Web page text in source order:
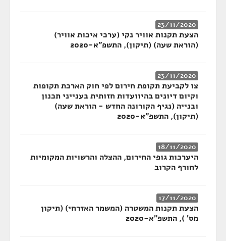
23/11/2020
הצעת תקנות אוויר נקי (ערכי איכות אוויר)
(הוראת שעה) (תיקון), התשפ"א-2020
23/11/2020
צו לקביעת תקופת חירום לפי חוק הארכת תקופות
וקיום דיונים בהיוועדות חזותית בענייני תכנון
ובנייה (נגיף הקורונה החדש - הוראת שעה)
(תיקון), התשפ"א-2020
18/11/2020
היערכות גופי החירום, ההצלה והרשויות המקומיות
לחורף הקרוב
17/11/2020
הצעת תקנות המשטרה (המשמר האזרחי) (תיקון
מס' ), התשפ"א-2020